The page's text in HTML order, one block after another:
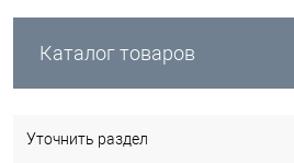
Каталог товаров
Уточнить раздел